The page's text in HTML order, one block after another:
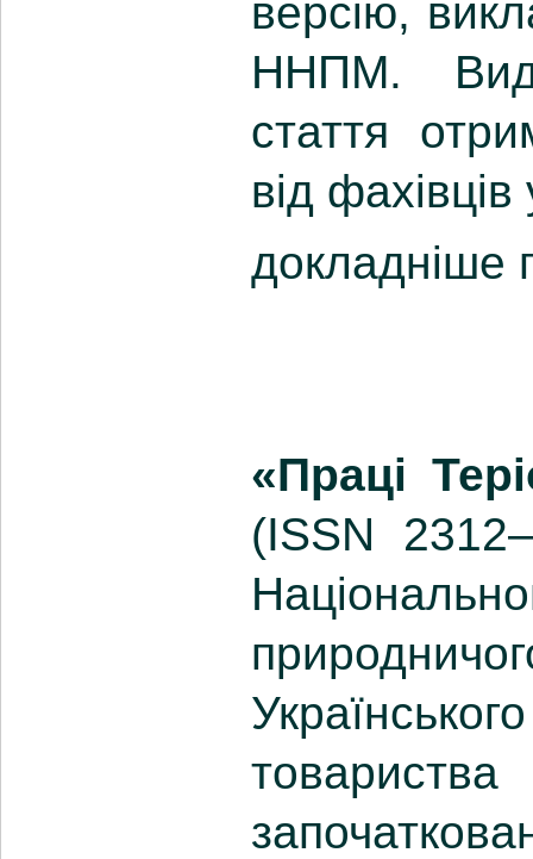
версію,
ННПМ.
стаття
від фахівців
докладніше
«Праці
(ISSN